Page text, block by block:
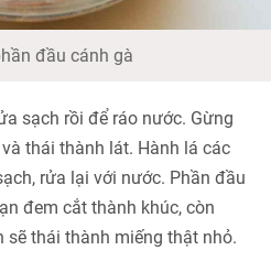
đầu cánh gà
sạch rồi để ráo nước. Gừng
thái thành lát. Hành lá các
rửa lại với nước. Phần đầu
đem cắt thành khúc, còn
sẽ thái thành miếng thật nhỏ.